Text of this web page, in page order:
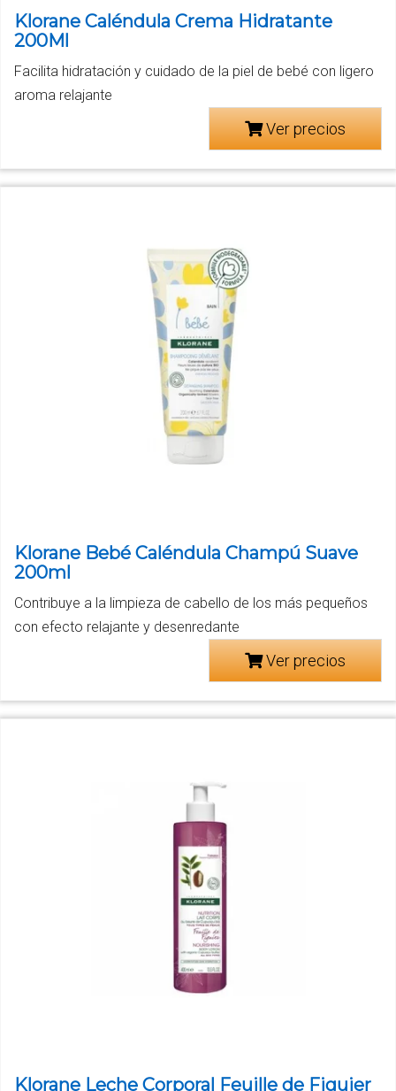
Klorane Caléndula Crema Hidratante
200Ml
Facilita hidratación y cuidado de la piel de bebé con ligero
aroma relajante
Ver precios
Klorane Bebé Caléndula Champú Suave
200ml
Contribuye a la limpieza de cabello de los más pequeños
con efecto relajante y desenredante
Ver precios
Klorane Leche Corporal Feuille de Figuier